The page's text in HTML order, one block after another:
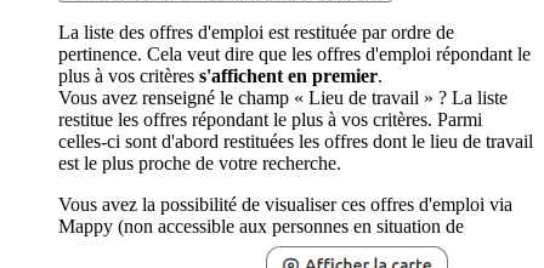
La liste des offres d'emploi est restituée par ordre de
pertinence. Cela veut dire que les offres d'emploi répondant le
plus à vos critères s'affichent en premier.
Vous avez renseigné le champ « Lieu de travail » ? La liste
restitue les offres répondant le plus à vos critères. Parmi
celles-ci sont d'abord restituées les offres dont le lieu de travail
est le plus proche de votre recherche.
Vous avez la possibilité de visualiser ces offres d'emploi via
Mappy (non accessible aux personnes en situation de